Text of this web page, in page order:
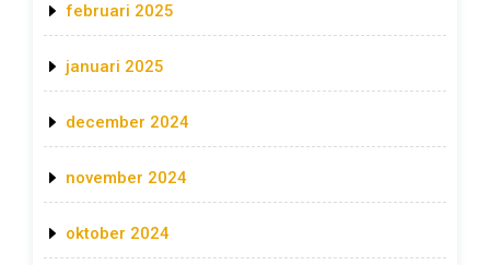
februari 2025
januari 2025
december 2024
november 2024
oktober 2024